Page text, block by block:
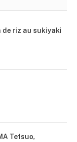
de riz au sukiyaki
Tetsuo,